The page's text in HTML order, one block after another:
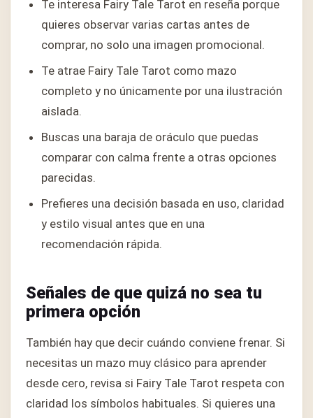
Te interesa Fairy Tale Tarot en reseña porque
quieres observar varias cartas antes de
comprar, no solo una imagen promocional.
Te atrae Fairy Tale Tarot como mazo
completo y no únicamente por una ilustración
aislada.
Buscas una baraja de oráculo que puedas
comparar con calma frente a otras opciones
parecidas.
Prefieres una decisión basada en uso, claridad
y estilo visual antes que en una
recomendación rápida.
Señales de que quizá no sea tu
primera opción
También hay que decir cuándo conviene frenar. Si
necesitas un mazo muy clásico para aprender
desde cero, revisa si Fairy Tale Tarot respeta con
claridad los símbolos habituales. Si quieres una